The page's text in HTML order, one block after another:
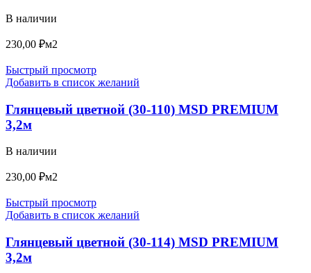
В наличии
230,00 ₽м2
Быстрый просмотр
Добавить в список желаний
Глянцевый цветной (30-110) MSD PREMIUM
3,2м
В наличии
230,00 ₽м2
Быстрый просмотр
Добавить в список желаний
Глянцевый цветной (30-114) MSD PREMIUM
3,2м